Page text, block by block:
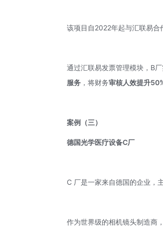
该项目自2022年起与汇联易合
通过汇联易发票管理模块，B
服务 ，将财务审核人效提升
案例 （三）
德国光学医疗设备C厂
C 厂是一家来自德国的企业，
作为世界级的相机镜头制造商